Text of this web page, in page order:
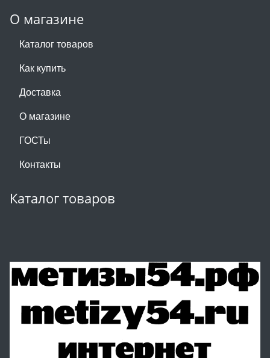
О магазине
Каталог товаров
Как купить
Доставка
О магазине
ГОСТы
Контакты
Каталог товаров